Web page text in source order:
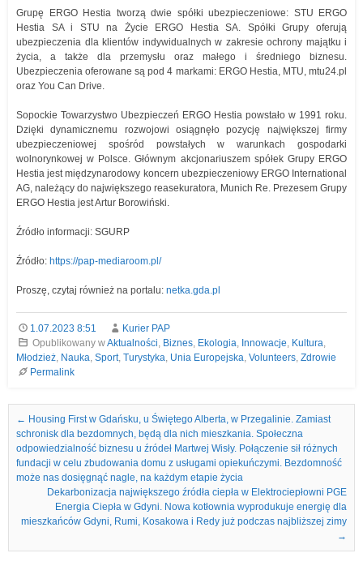
Grupę ERGO Hestia tworzą dwie spółki ubezpieczeniowe: STU ERGO
Hestia SA i STU na Życie ERGO Hestia SA. Spółki Grupy oferują
ubezpieczenia dla klientów indywidualnych w zakresie ochrony majątku i
życia, a także dla przemysłu oraz małego i średniego biznesu.
Ubezpieczenia oferowane są pod 4 markami: ERGO Hestia, MTU, mtu24.pl
oraz You Can Drive.
Sopockie Towarzystwo Ubezpieczeń ERGO Hestia powstało w 1991 roku.
Dzięki dynamicznemu rozwojowi osiągnęło pozycję największej firmy
ubezpieczeniowej spośród powstałych w warunkach gospodarki
wolnorynkowej w Polsce. Głównym akcjonariuszem spółek Grupy ERGO
Hestia jest międzynarodowy koncern ubezpieczeniowy ERGO International
AG, należący do największego reasekuratora, Munich Re. Prezesem Grupy
ERGO Hestia jest Artur Borowiński.
Źródło informacji: SGURP
Źródło: https://pap-mediaroom.pl/
Proszę, czytaj również na portalu: netka.gda.pl
1.07.2023 8:51
Kurier PAP
Opublikowany wAktualności, Biznes, Ekologia, Innowacje, Kultura,
Młodzież, Nauka, Sport, Turystyka, Unia Europejska, Volunteers, Zdrowie
Permalink
Nawigacja we wpisach
← Housing First w Gdańsku, u Świętego Alberta, w Przegalinie. Zamiast
schronisk dla bezdomnych, będą dla nich mieszkania. Społeczna
odpowiedzialność biznesu u źródeł Martwej Wisły. Połączenie sił różnych
fundacji w celu zbudowania domu z usługami opiekuńczymi. Bezdomność
może nas dosięgnąć nagle, na każdym etapie życia
Dekarbonizacja największego źródła ciepła w Elektrociepłowni PGE
Energia Ciepła w Gdyni. Nowa kotłownia wyprodukuje energię dla
mieszkańców Gdyni, Rumi, Kosakowa i Redy już podczas najbliższej zimy
→